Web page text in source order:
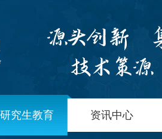
研究生教育 资讯中心